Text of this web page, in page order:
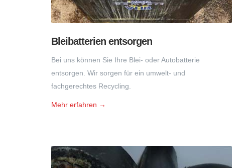
Bleibatterien entsorgen
Bei uns können Sie Ihre Blei- oder Autobatterie
entsorgen. Wir sorgen für ein umwelt- und
fachgerechtes Recycling.
Mehr erfahren →